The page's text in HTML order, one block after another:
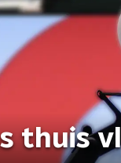
thuis